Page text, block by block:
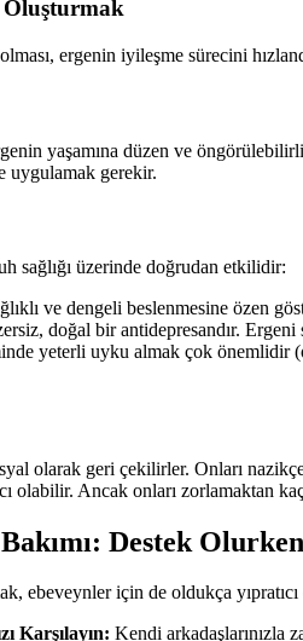
Oluşturmak
ergenin iyileşme sürecini
yaşamına düzen ve
uygulamak gerekir.
sağlığı üzerinde doğrudan etkilidir:
ve dengeli beslenmesine özen
doğal bir antidepresandır.
yeterli uyku almak çok önemlidir
olarak geri çekilirler. Onları
olabilir. Ancak onları zorlamaktan
Destek
ebeveynler için de oldukça
Karşılayın: Kendi arkadaşlarınızla